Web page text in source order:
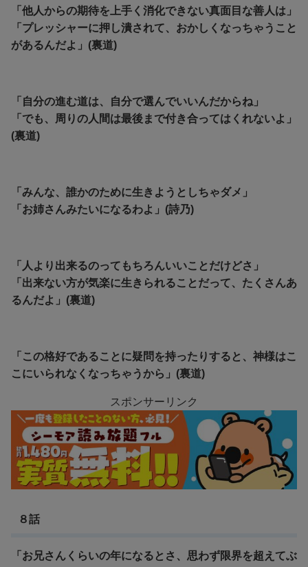
「他人からの期待を上手く消化できない真面目な善人は」
「プレッシャーに押し潰されて、おかしくなっちゃうこと
があるんだよ」(裏道)
「自分の進む道は、自分で選んでいいんだからね」
「でも、周りの人間は最後まで付き合ってはくれないよ」
(裏道)
「みんな、誰かのために生きようとしちゃダメ」
「お姉さんみたいになるわよ」(詩乃)
「人より出来るのってもちろんいいことだけどさ」
「出来ない方が気楽に生きられることだって、たくさんあ
るんだよ」(裏道)
「この格好であることに疑問を持ったりすると、神様はこ
こにいられなくなっちゃうから」(裏道)
スポンサーリンク
８話
「お兄さんくらいの年になるとさ、思わず限界を超えてぶ